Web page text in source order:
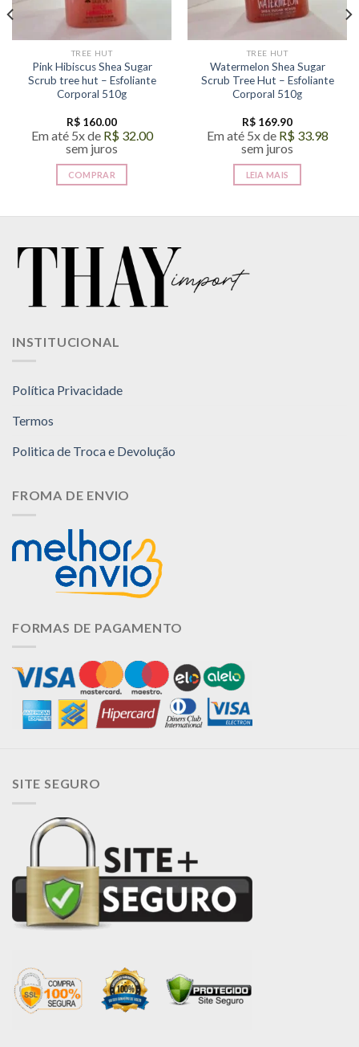
TREE HUT
Pink Hibiscus Shea Sugar
Scrub tree hut – Esfoliante
Corporal 510g
R$ 160.00
Em até 5x de R$32.00
sem juros
COMPRAR
TREE HUT
Watermelon Shea Sugar
Scrub Tree Hut – Esfoliante
Corporal 510g
R$ 169.90
Em até 5x de R$33.98
sem juros
LEIA MAIS
INSTITUCIONAL
Política Privacidade
Termos
Politica de Troca e Devolução
FROMA DE ENVIO
FORMAS DE PAGAMENTO
SITE SEGURO